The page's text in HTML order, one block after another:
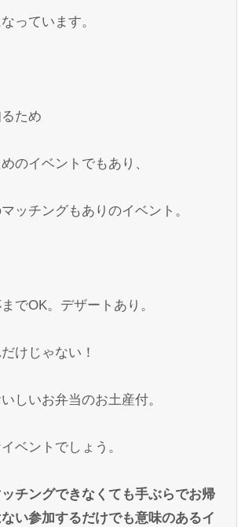
っています。
ため
のイベントでもあり、
ッチングもありのイベント。
でOK。デザートあり。
けじゃない！
しいお弁当のお土産付。
ベントでしょう。
チングできなくても手ぶらでお帰
い参加するだけでも意味のあるイ